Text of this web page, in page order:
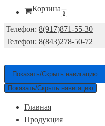
Корзина
0
Телефон: 8(917)871-55-30
Телефон: 8(843)278-50-72
Показать/Скрыть навигацию
Показать/Скрыть навигацию
Главная
Продукция